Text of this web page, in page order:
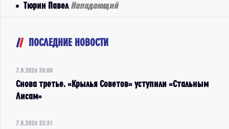
Тюрин Павел Нападающий
ПОСЛЕДНИЕ НОВОСТИ
7.8.2026 20:00
Снова третье. «Крылья Советов» уступили «Стальным
Лисам»
7.8.2026 23:31